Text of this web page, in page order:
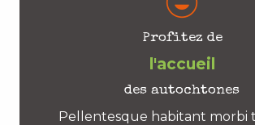
Profitez de
l'accueil
des autochtones
Pellentesque habitant morbi